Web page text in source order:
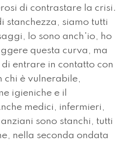
di contrastare la crisi.
stanchezza, siamo tutti
lo sono anch'io, ho
questa curva, ma
entrare in contatto con
chi è vulnerabile,
igieniche e il
medici, infermieri,
sono stanchi, tutti
nella seconda ondata